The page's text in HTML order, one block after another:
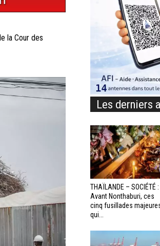
la Cour des
Les derniers
THAÏLANDE – SOCIÉTÉ :
Avant Nonthaburi, ces
cinq fusillades
qui...